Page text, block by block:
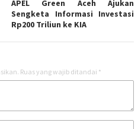
APEL Green Aceh Ajukan
Sengketa Informasi Investasi
Rp200 Triliun ke KIA
Ruas yang wajib ditandai *